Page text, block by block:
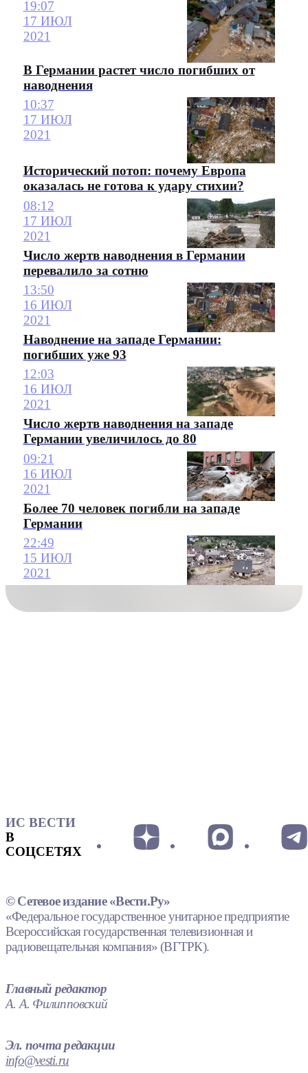
19:07
17 ИЮЛ
2021
В Германии растет число погибших от
наводнения
10:37
17 ИЮЛ
2021
Исторический потоп: почему Европа
оказалась не готова к удару стихии?
08:12
17 ИЮЛ
2021
Число жертв наводнения в Германии
перевалило за сотню
13:50
16 ИЮЛ
2021
Наводнение на западе Германии:
погибших уже 93
12:03
16 ИЮЛ
2021
Число жертв наводнения на западе
Германии увеличилось до 80
09:21
16 ИЮЛ
2021
Более 70 человек погибли на западе
Германии
22:49
15 ИЮЛ
2021
ИС ВЕСТИ
В
СОЦСЕТЯХ
© Сетевое издание «Вести.Ру»
«Федеральное государственное унитарное предприятие
Всероссийская государственная телевизионная и
радиовещательная компания» (ВГТРК).
Главный редактор
А. А. Филипповский
Эл. почта редакции
info@vesti.ru